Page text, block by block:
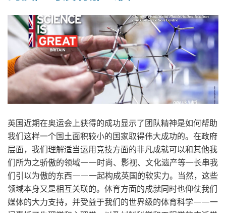
英国近期在奥运会上获得的成功显示了团队精神是如何帮助
我们这样一个国土面积较小的国家取得伟大成功的。在政府
层面，我们理解适当运用竞技方面的非凡成就可以和其他我
们所为之骄傲的领域——时尚、影视、文化遗产等一长串我
们引以为傲的东西——一起构成英国的软实力。当然，这些
领域本身又是相互关联的。体育方面的成就同时也仰仗我们
媒体的大力支持，并受益于我们的世界级的体育科学——一